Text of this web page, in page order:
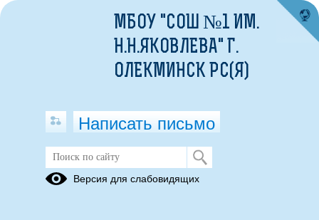
МБОУ "СОШ №1 ИМ.
Н.Н.ЯКОВЛЕВА" Г.
ОЛЕКМИНСК РС(Я)
Написать письмо
Версия для слабовидящих